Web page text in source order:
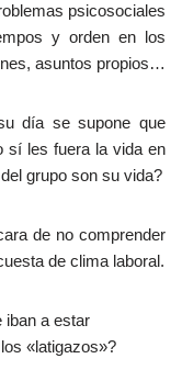
psicosociales
y orden en los
asuntos propios…
día se supone que
sí les fuera la vida en
grupo son su vida?
de no comprender
de clima laboral.
a estar
«latigazos»?